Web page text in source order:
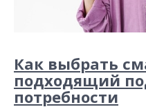
Как выбрать
подходящий
потребности